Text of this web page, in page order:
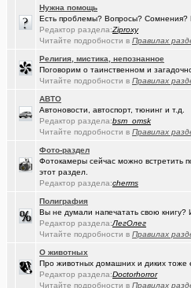
Где ремонтируют Oculus Quest?
Почему в городе не отключают
Какое выбрать отопление для
Самогоноварение. Кто как?
Какие буквы на гос. номере сейчас
АКПП матиз. Ремонтировать или
С наступающим 2026 годом!
Где можно отремонтировать вязаную
Молодые таланты классической
Теле2 в Омске
Залезть в древний нетбук(JUMPER)
Нужна помощь
Есть проблемы? Вопросы? Сомнения?
Редактор раздела:Ziproxy
Читайте подробности в Правилах
Религия, мистика, непознанное
Поговорим о таинственном и
Читайте подробности в Правилах
АВТО
Автоновости, автоспорт, тюнинг и т.д.
Редактор раздела:bsm_omsk
Читайте подробности в Правилах
Фото-раздел
Фотокамеры сейчас можно встретить
этот раздел.
Редактор раздела:cherms
Полиграфия
Вы не думали напечатать свою книгу?
Редактор раздела:ЛегОлег
Читайте подробности в Правилах
О животных
Про животных домашних и диких тоже
Редактор раздела:Doctorhorror
Читайте подробности в Правилах